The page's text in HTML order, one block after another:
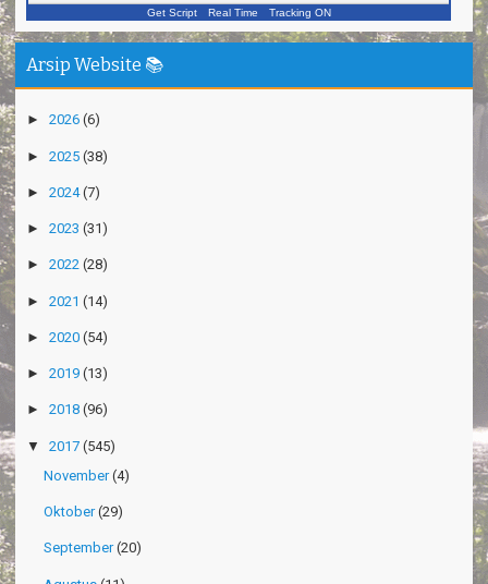
Get Script Real Time Tracking ON
Arsip Website 📚
► 2026 (6)
► 2025 (38)
► 2024(7)
► 2023 (31)
► 2022 (28)
► 2021 (14)
► 2020 (54)
► 2019 (13)
► 2018 (96)
▼ 2017 (545)
November(4)
Oktober(29)
September(20)